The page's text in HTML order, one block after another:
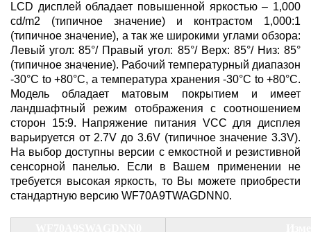
LCD дисплей обладает повышенной яркостью – 1,000
cd/m2 (типичное значение) и контрастом 1,000:1
(типичное значение), а так же широкими углами обзора:
Левый угол: 85°/ Правый угол: 85°/ Верх: 85°/ Низ: 85°
(типичное значение). Рабочий температурный диапазон
-30°С to +80°С, а температура хранения -30°С to +80°С.
Модель обладает матовым покрытием и имеет
ландшафтный режим отображения с соотношением
сторон 15:9. Напряжение питания VСС для дисплея
варьируется от 2.7V до 3.6V (типичное значение 3.3V).
На выбор доступны версии с емкостной и резистивной
сенсорной панелью. Если в Вашем применении не
требуется высокая яркость, то Вы можете приобрести
стандартную версию WF70A9TWAGDNN0.